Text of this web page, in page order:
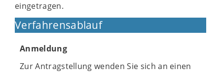
eingetragen.
Verfahrensablauf
Anmeldung
Zur Antragstellung wenden Sie sich an einen